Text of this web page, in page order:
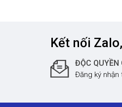
Kết nối
ĐỘC QUYỀN
Đăng ký